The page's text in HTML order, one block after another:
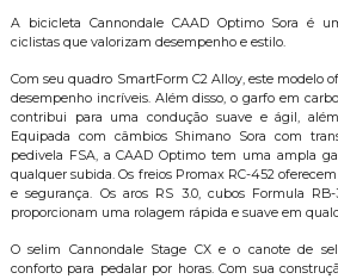
A bicicleta Cannondale CAAD Optimo Sora é
ciclistas que valorizam desempenho e estilo.
Com seu quadro SmartForm C2 Alloy, este modelo
desempenho incríveis. Além disso, o garfo em
contribui para uma condução suave e ágil,
Equipada com câmbios Shimano Sora com
pedivela FSA, a CAAD Optimo tem uma ampla
qualquer subida. Os freios Promax RC-452
e segurança. Os aros RS 3.0, cubos Formula
proporcionam uma rolagem rápida e suave em
O selim Cannondale Stage CX e o canote de
conforto para pedalar por horas. Com sua